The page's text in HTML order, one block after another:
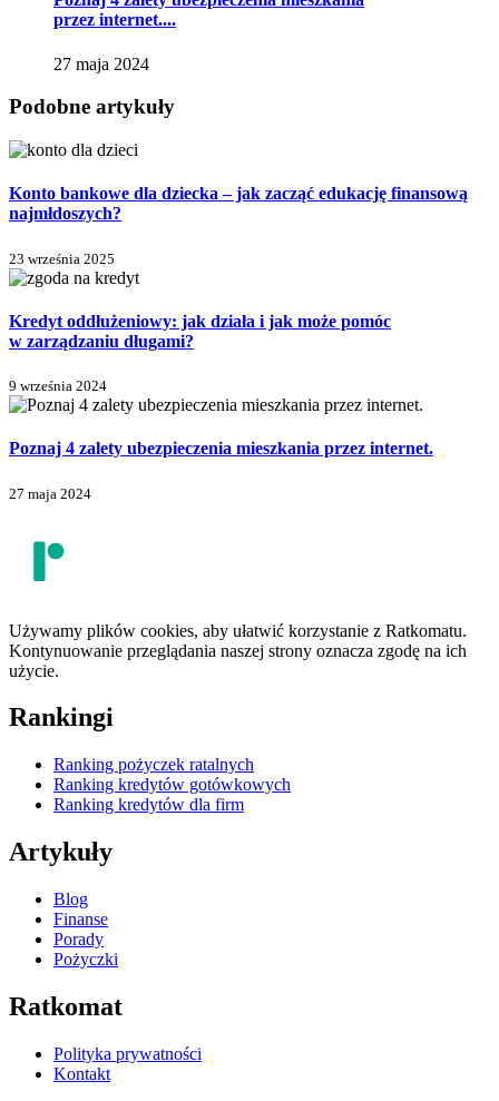
przez internet....
27 maja 2024
Podobne artykuły
Konto bankowe dla dziecka – jak zacząć edukację finansową
najmłdoszych?
23 września 2025
Kredyt oddłużeniowy: jak działa i jak może pomóc
w zarządzaniu długami?
9 września 2024
Poznaj 4 zalety ubezpieczenia mieszkania przez internet.
27 maja 2024
Używamy plików cookies, aby ułatwić korzystanie z Ratkomatu.
Kontynuowanie przeglądania naszej strony oznacza zgodę na ich
użycie.
Rankingi
Ranking pożyczek ratalnych
Ranking kredytów gotówkowych
Ranking kredytów dla firm
Artykuły
Blog
Finanse
Porady
Pożyczki
Ratkomat
Polityka prywatności
Kontakt